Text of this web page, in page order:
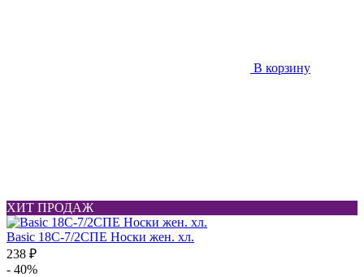
В корзину
ХИТ ПРОДАЖ
Basic 18С-7/2СПЕ Носки жен. хл.
238 ₽
- 40%